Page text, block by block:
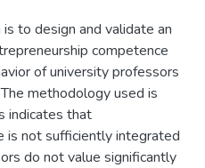
to design and validate an
competence
of university professors
methodology used is
indicates that
is not sufficiently integrated
do not value significantly